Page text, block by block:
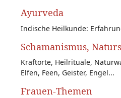
Ayurveda
Indische Heilkunde:
Schamanismus,
Kraftorte, Heilrituale,
Elfen, Feen, Geister, Engel...
Frauen-Themen